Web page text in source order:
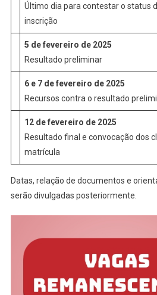
Último dia para contestar o status
inscrição
5 de fevereiro de 2025
Resultado preliminar
6 e 7 de fevereiro de 2025
Recursos contra o resultado
12 de fevereiro de 2025
Resultado final e convocação dos
matrícula
Datas, relação de documentos e
serão divulgadas posteriormente.